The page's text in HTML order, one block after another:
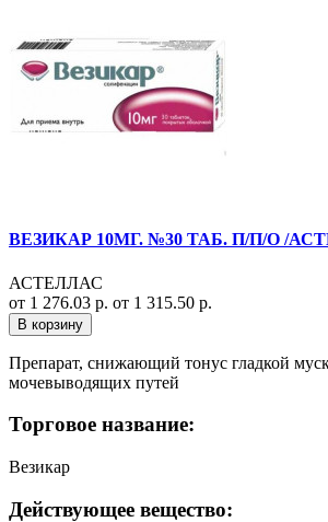
ВЕЗИКАР 10МГ. №30 ТАБ. П/П/О /
АСТЕЛЛАС
от 1 276.03 р. от 1 315.50 р.
В корзину
Препарат, снижающий тонус гладкой
мочевыводящих путей
Торговое название:
Везикар
Действующее вещество: